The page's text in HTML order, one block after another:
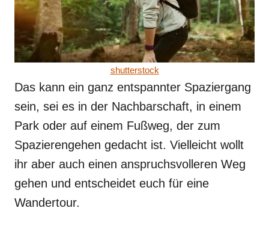
shutterstock
Das kann ein ganz entspannter Spaziergang
sein, sei es in der Nachbarschaft, in einem
Park oder auf einem Fußweg, der zum
Spazierengehen gedacht ist. Vielleicht wollt
ihr aber auch einen anspruchsvolleren Weg
gehen und entscheidet euch für eine
Wandertour.